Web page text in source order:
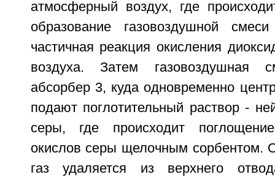
атмосферный воздух, где
образование газовоздушной
частичная реакция окисления
воздуха. Затем газовоздушная
абсорбер 3, куда одновременно
подают поглотительный раствор -
серы, где происходит
окислов серы щелочным сорбентом.
газ удаляется из верхнего